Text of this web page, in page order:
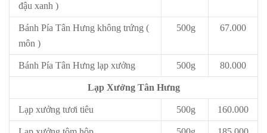
đậu xanh )
Bánh Pía Tân Hưng không trứng (
môn )
500g 67.000
Bánh Pía Tân Hưng lạp xưởng 500g 80.000
Lạp Xưởng Tân Hưng
Lạp xưởng tươi tiêu 500g 160.000